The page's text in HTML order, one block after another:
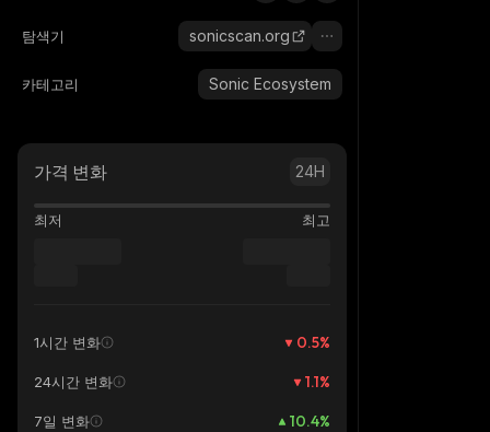
탐색기 sonicscan.org
카테고리 Sonic Ecosystem
가격 변화 24H
최저 최고
1시간 변화 0.5%
24시간 변화 1.1%
7일 변화 10.4%